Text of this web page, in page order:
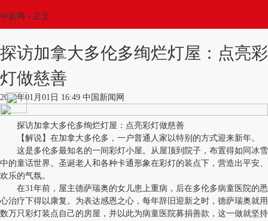
中新网 • 正文
探访加拿大多伦多绚烂灯屋：点亮彩
灯做慈善
2018年01月01日 16:49 中国新闻网
探访加拿大多伦多绚烂灯屋：点亮彩灯做慈善
【解说】在加拿大多伦多，一户普通人家以特别的方式迎来新年。
这是多伦多最知名的一间彩灯小屋。从屋顶到院子，布置得如同冰雪
中的童话世界。圣诞老人和各种卡通形象在彩灯的装点下，营造出平安、
欢乐的气氛。
在31年前，屋主德萨瑞奥的女儿患上重病，后在多伦多病童医院的悉
心治疗下得以康复。为表达感恩之心，每年辞旧迎新之时，德萨瑞奥就用
数万只彩灯装点自己的房屋，并以此为病童医院募捐善款，这一做就坚持